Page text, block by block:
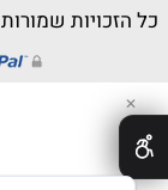
כל הזכויות
✕